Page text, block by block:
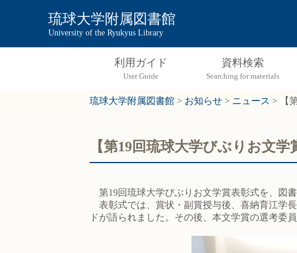
琉球大学附属図書館
University of the Ryukyus Library
利用ガイド 資料検索
琉球大学附属図書館 > お知らせ > ニュース > 【
【第19回琉球大学びぶりお文
第19回琉球大学びぶりお文学賞表彰式を、図
表彰式では、賞状・副賞授与後、喜納育江学
ドが語られました。その後、本文学賞の選考委